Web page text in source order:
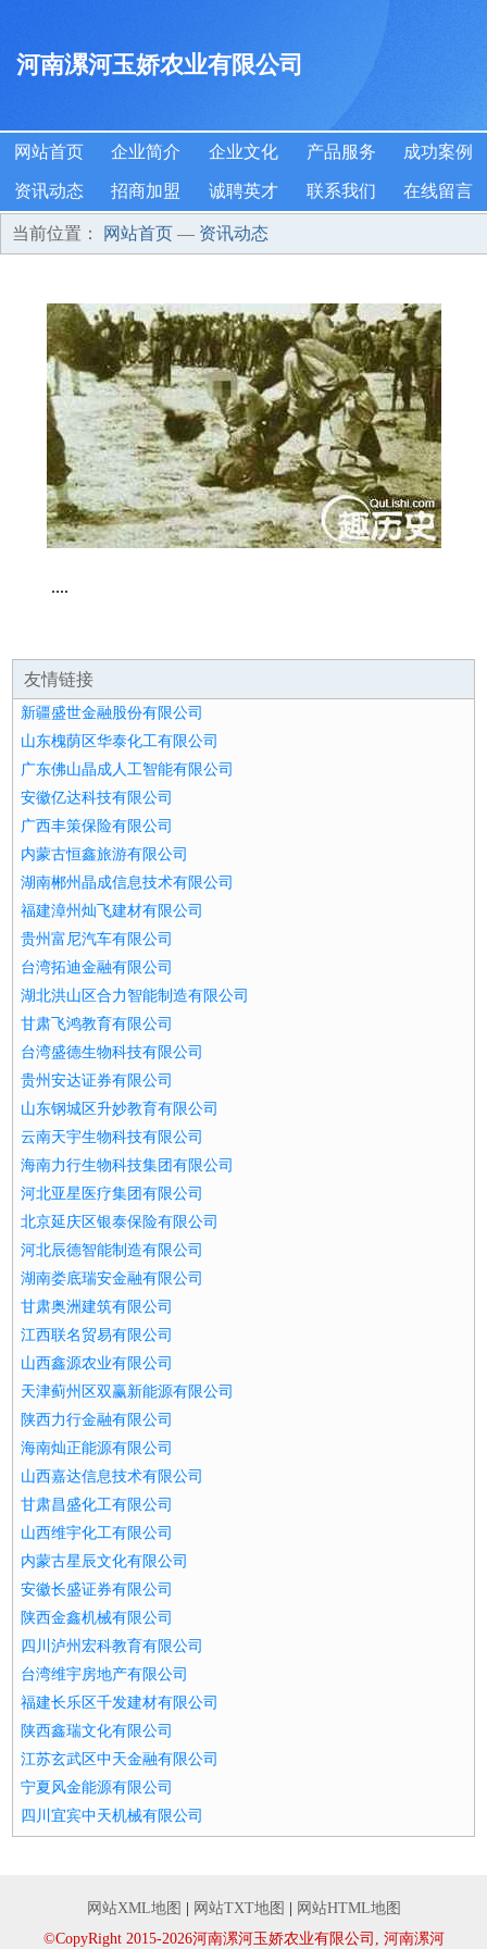
河南漯河玉娇农业有限公司
网站首页 企业简介 企业文化 产品服务 成功案例
资讯动态 招商加盟 诚聘英才 联系我们 在线留言
当前位置： 网站首页 — 资讯动态
....
友情链接
新疆盛世金融股份有限公司
山东槐荫区华泰化工有限公司
广东佛山晶成人工智能有限公司
安徽亿达科技有限公司
广西丰策保险有限公司
内蒙古恒鑫旅游有限公司
湖南郴州晶成信息技术有限公司
福建漳州灿飞建材有限公司
贵州富尼汽车有限公司
台湾拓迪金融有限公司
湖北洪山区合力智能制造有限公司
甘肃飞鸿教育有限公司
台湾盛德生物科技有限公司
贵州安达证券有限公司
山东钢城区升妙教育有限公司
云南天宇生物科技有限公司
海南力行生物科技集团有限公司
河北亚星医疗集团有限公司
北京延庆区银泰保险有限公司
河北辰德智能制造有限公司
湖南娄底瑞安金融有限公司
甘肃奥洲建筑有限公司
江西联名贸易有限公司
山西鑫源农业有限公司
天津蓟州区双赢新能源有限公司
陕西力行金融有限公司
海南灿正能源有限公司
山西嘉达信息技术有限公司
甘肃昌盛化工有限公司
山西维宇化工有限公司
内蒙古星辰文化有限公司
安徽长盛证券有限公司
陕西金鑫机械有限公司
四川泸州宏科教育有限公司
台湾维宇房地产有限公司
福建长乐区千发建材有限公司
陕西鑫瑞文化有限公司
江苏玄武区中天金融有限公司
宁夏风金能源有限公司
四川宜宾中天机械有限公司
网站XML地图 网站TXT地图
网站HTML地图
©CopyRight 2015-2026河南漯河玉娇农业有限公司, 河南漯河